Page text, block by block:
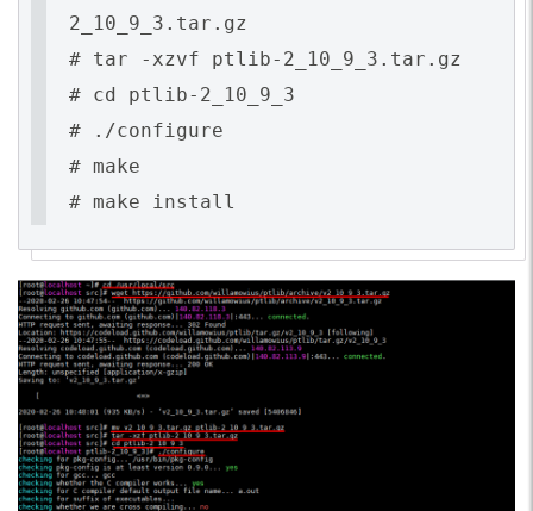
2_10_9_3.tar.gz
# tar -xzvf ptlib-2_10_9_3.tar.gz
# cd ptlib-2_10_9_3
# ./configure
# make
# make install